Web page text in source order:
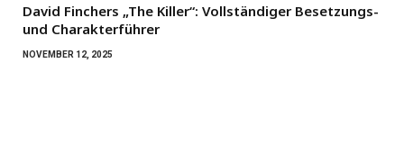
David Finchers „The Killer“: Vollständiger Besetzungs-
und Charakterführer
NOVEMBER 12, 2025